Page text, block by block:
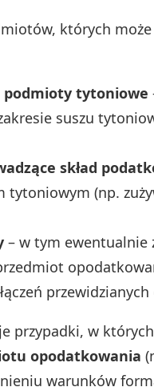
których
podmioty tytoniowe
suszu
skład
tytoniowym (np.
– w tym ewentualnie
przypadki, w
opodatkowania
warunków